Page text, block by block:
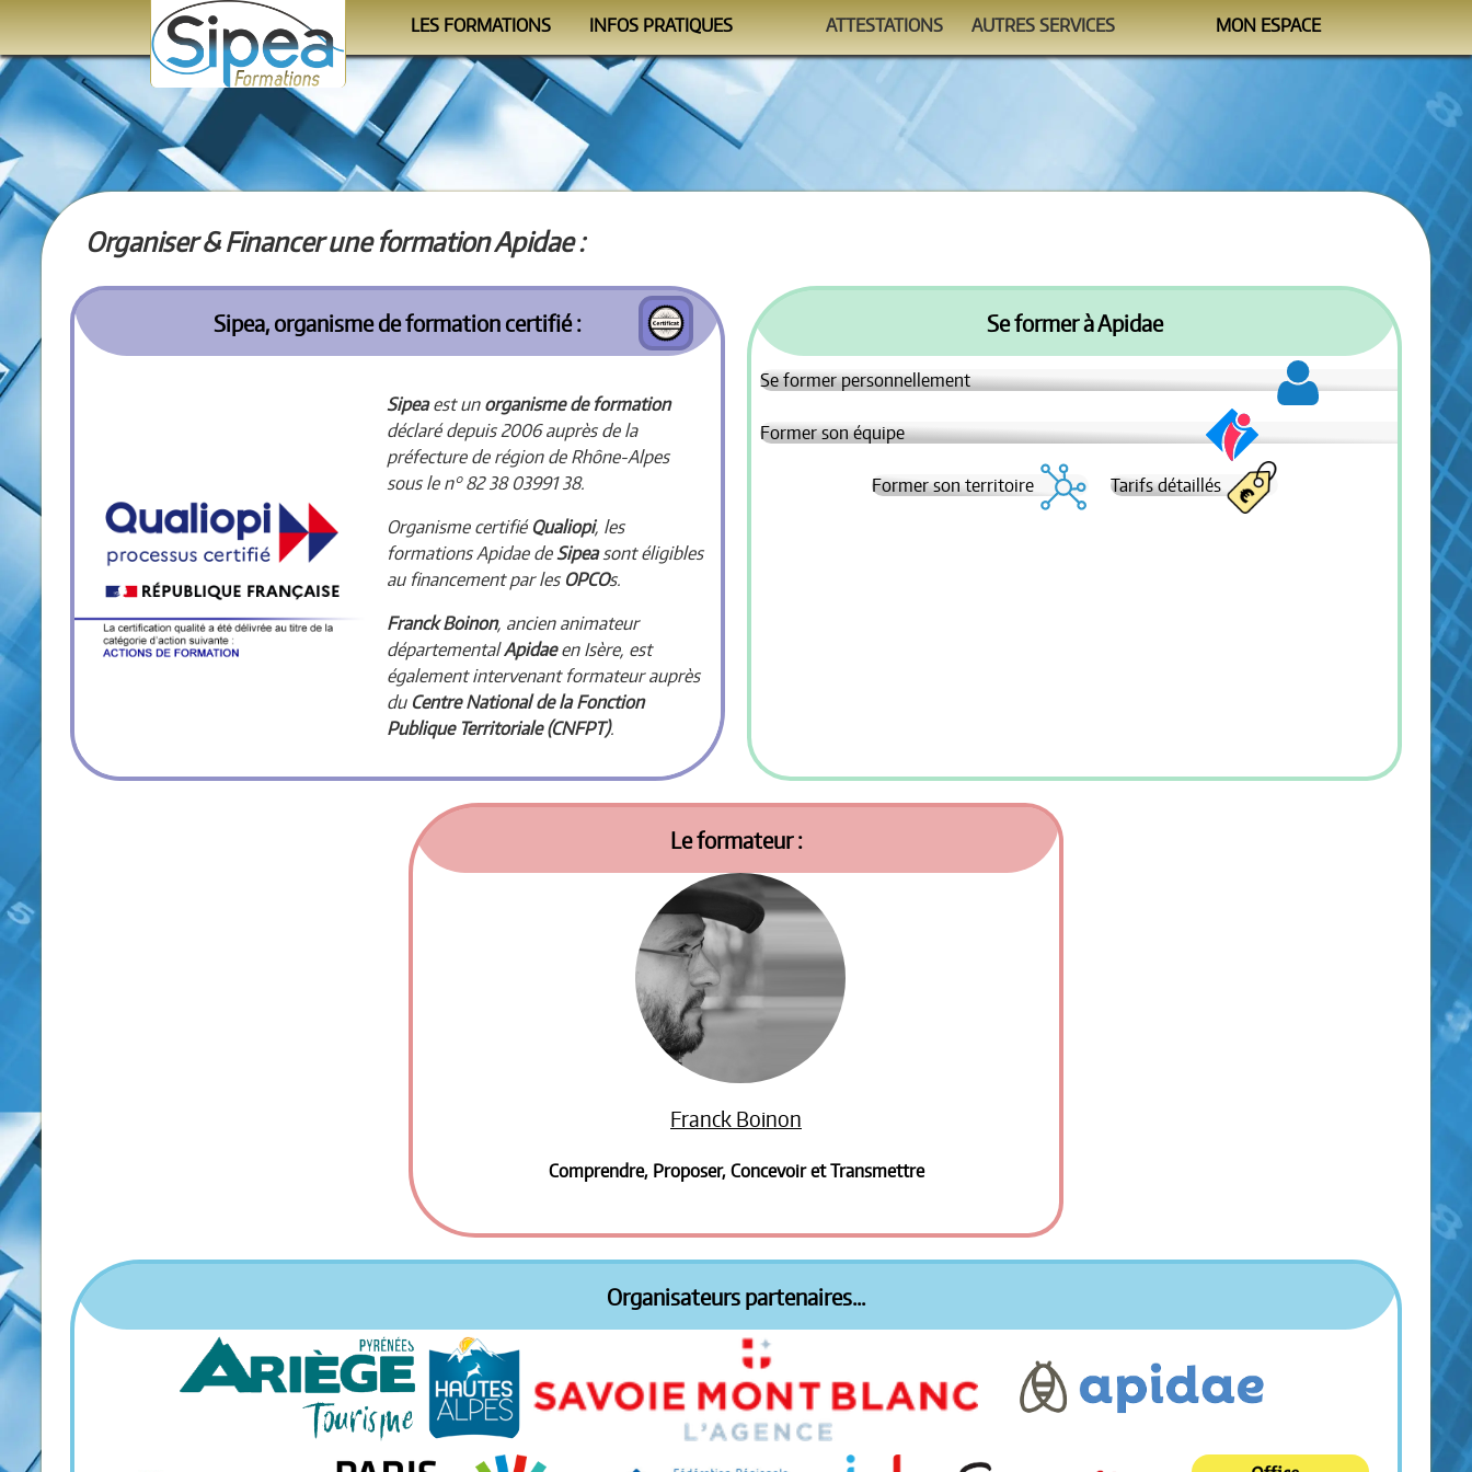
LES FORMATIONS
Le calendrier
Les programmes
Les organismes
INFOS PRATIQUES
Se former
Le Formateur
Conditions
ATTESTATIONS
Auto-évaluations
AUTRES SERVICES
Watchtower
MON ESPACE
M'identifier
Organiser & Financer une formation Apidae :
Sipea, organisme de formation certifié :
Sipeaest un organisme de formation
déclaré depuis 2006 auprès de la
préfecture de région de Rhône-Alpes
sous le n° 82 38 03991 38.
Organisme certifié Qualiopi, les
formations Apidae deSipeasont éligibles
au financement par les OPCOs.
Franck Boinon, ancien animateur
départementalApidaeen Isère, est
également intervenant formateur auprès
du Centre National de la Fonction
Publique Territoriale (CNFPT).
Se former à Apidae
Se former personnellement
Former son équipe
Former son territoire Tarifs détaillés
Le formateur :
Franck Boinon
Comprendre, Proposer, Concevoir et Transmettre
Organisateurs partenaires...